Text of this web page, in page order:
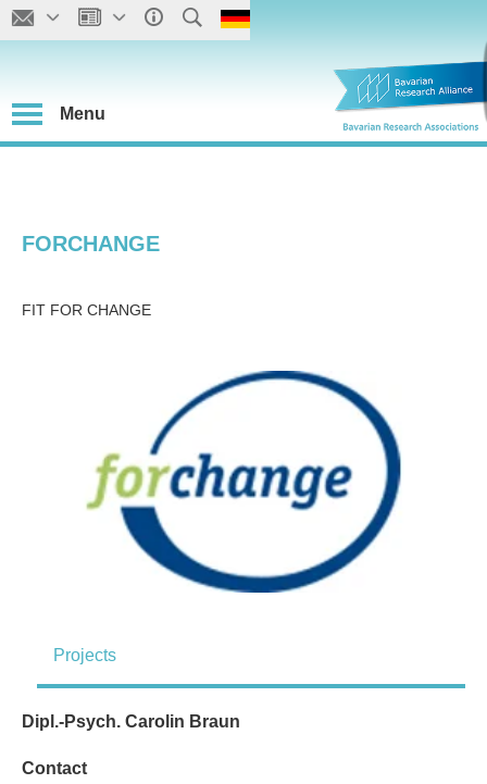
Menu
FORCHANGE
FIT FOR CHANGE
Projects
Dipl.-Psych. Carolin Braun
Contact